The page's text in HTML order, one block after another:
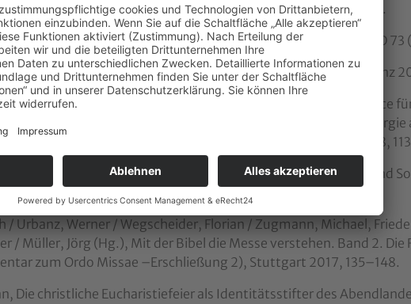
Eine christologische Ouvertüre, in: gd 23–24 (2019) 261–263.
Zur Bedeutung der nonverbalen Sprache in der Liturgie, in: HlD
Was Kirche mit der Ehe meint, in: Jahrbuch der Diözese Linz, Linz
Der Feiergehalt von liturgischen Heiligenfesten und ihre Chance
Finatti, Dorothea / Wegscheider, Florian (Hg.), Liturgie
Liturgiewissenschaft zur Einheit der Kirchen, Innsbruck 2018,
Liturgical Development between Ecclesiastical Normativity and
/ Urbanz, Werner / Wegscheider, Florian / Zugmann, Michael,
/ Müller, Jörg (Hg.), Mit der Bibel die Messe verstehen. Band 2.
zum Ordo Missae –Erschließung 2), Stuttgart 2017, 135–148.
Die christliche Eucharistiefeier als Identitätsstifter des